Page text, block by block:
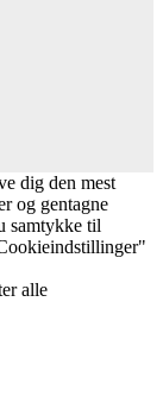
dig den mest
og gentagne
samtykke til
alle